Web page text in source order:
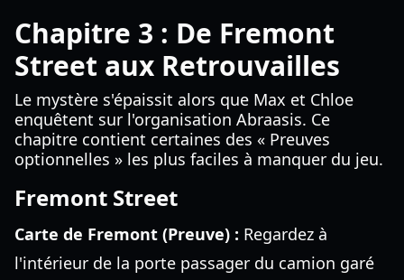
Chapitre 3 : De Fremont
Street aux Retrouvailles
Le mystère s'épaissit alors que Max et Chloe
enquêtent sur l'organisation Abraasis. Ce
chapitre contient certaines des « Preuves
optionnelles » les plus faciles à manquer du jeu.
Fremont Street
Carte de Fremont (Preuve) : Regardez à
l'intérieur de la porte passager du camion garé